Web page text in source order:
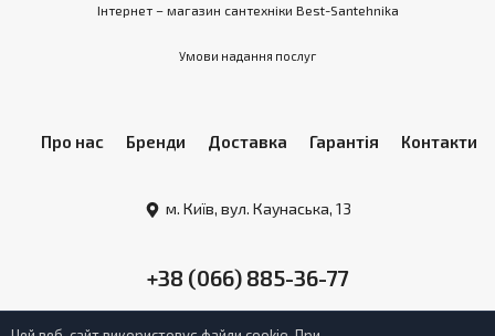
Інтернет – магазин сантехніки Best-Santehnika
Умови надання послуг
Про нас Бренди Доставка Гарантія Контакти
м. Київ, вул. Каунаська, 13
+38 (066) 885-36-77